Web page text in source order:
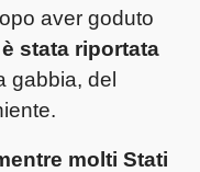
aver goduto
è stata riportata
gabbia, del
molti Stati